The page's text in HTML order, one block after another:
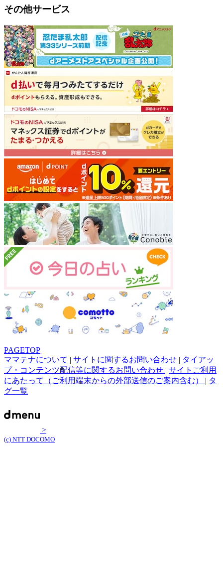
その他サービス
PAGETOP
ママテナについて | サイトに関するお問い合わせ | タイアッ
プ・コンテンツ配信等に関するお問い合わせ | サイトご利用
にあたって（ご利用端末からの外部送信のご案内含む） | タ
グ一覧
>
(c) NTT DOCOMO